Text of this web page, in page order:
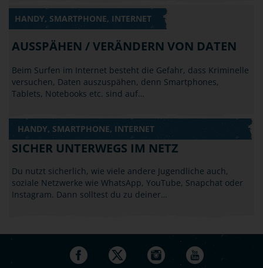
HANDY, SMARTPHONE, INTERNET
AUSSPÄHEN / VERÄNDERN VON DATEN
Beim Surfen im Internet besteht die Gefahr, dass Kriminelle
versuchen, Daten auszuspähen, denn Smartphones,
Tablets, Notebooks etc. sind auf…
HANDY, SMARTPHONE, INTERNET
SICHER UNTERWEGS IM NETZ
Du nutzt sicherlich, wie viele andere Jugendliche auch,
soziale Netzwerke wie WhatsApp, YouTube, Snapchat oder
Instagram. Dann solltest du zu deiner…